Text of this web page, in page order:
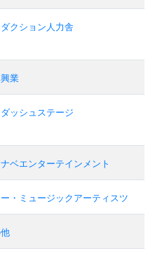
クション人力舎
業
ッシュステージ
ベエンターテインメント
・ミュージックアーティスツ